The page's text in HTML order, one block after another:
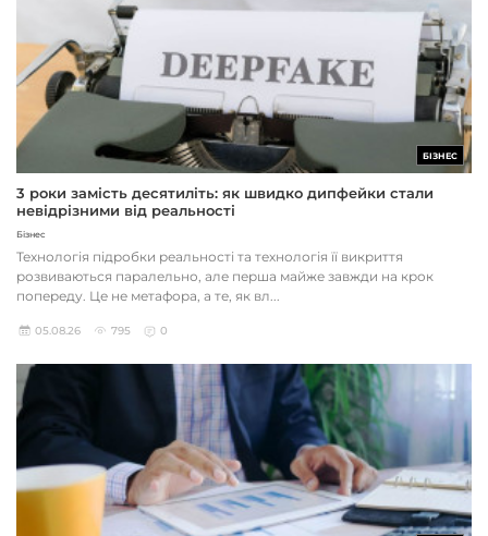
БІЗНЕС
3 роки замість десятиліть: як швидко дипфейки стали
невідрізними від реальності
Бізнес
Технологія підробки реальності та технологія її викриття
розвиваються паралельно, але перша майже завжди на крок
попереду. Це не метафора, а те, як вл...
05.08.26 795 0